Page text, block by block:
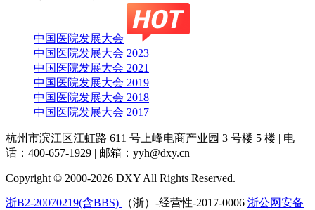
中国医院发展大会
中国医院发展大会 2023
中国医院发展大会 2021
中国医院发展大会 2019
中国医院发展大会 2018
中国医院发展大会 2017
杭州市滨江区江虹路 611 号上峰电商产业园 3 号楼 5 楼 | 电
话：400-657-1929 | 邮箱：yyh@dxy.cn
Copyright © 2000-2026 DXY All Rights Reserved.
浙B2-20070219(含BBS) （浙）-经营性-2017-0006 浙公网安备